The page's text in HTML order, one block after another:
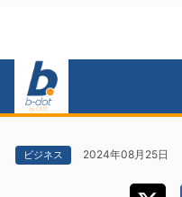
ビジネス 2024年08月25日